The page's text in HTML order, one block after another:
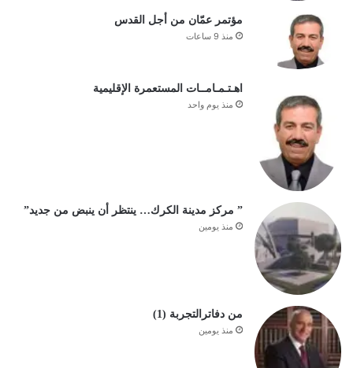
مؤتمر عمّان من أجل القدس
منذ 9 ساعات
اهـتـمـامــات المستعمرة الإقليمية
منذ يوم واحد
” مركز مدينة الكرك… ينتظر أن ينبض من جديد”
منذ يومين
من دفاترالتجربة (1)
منذ يومين